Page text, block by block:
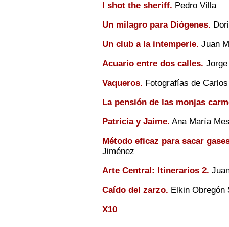
I shot the sheriff. Pedro Villa
Un milagro para Diógenes.
Un club a la intemperie. Juan
Acuario entre dos calles.
Vaqueros. Fotografías de
La pensión de las monjas
Patricia y Jaime. Ana María
Método eficaz para sacar
Jiménez
Arte Central: Itinerarios 2.
Caído del zarzo. Elkin Obregón
X10